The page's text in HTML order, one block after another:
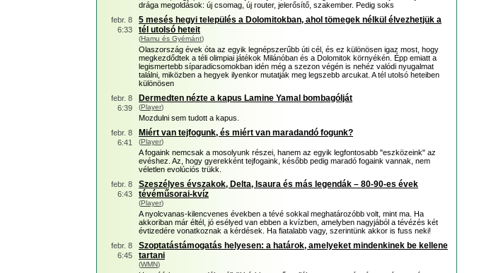
drága megoldások: új csomag, új router, jelerősítő, szakember. Pedig soks
febr. 8
6:33
5 mesés hegyi település a Dolomitokban, ahol tömegek nélkül élvezhetjük a
tél utolsó heteit
(Hamu és Gyémánt)
Olaszország évek óta az egyik legnépszerűbb úti cél, és ez különösen igaz most, hogy
megkezdődtek a téli olimpiai játékok Milánóban és a Dolomitok környékén. Épp emiatt a
legismertebb síparadicsomokban idén még a szezon végén is nehéz valódi nyugalmat
találni, miközben a hegyek ilyenkor mutatják meg legszebb arcukat. A tél utolsó heteiben
különösen
febr. 8
6:39
Dermedten nézte a kapus Lamine Yamal bombagólját
(Player)
Mozdulni sem tudott a kapus.
febr. 8
6:41
Miért van tejfogunk, és miért van maradandó fogunk?
(Player)
A fogaink nemcsak a mosolyunk részei, hanem az egyik legfontosabb "eszközeink" az
evéshez. Az, hogy gyerekként tejfogaink, később pedig maradó fogaink vannak, nem
véletlen evolúciós trükk.
febr. 8
6:43
Szeszélyes évszakok, Delta, Isaura és más legendák – 80-90-es évek
tévéműsorai-kvíz
(Player)
A nyolcvanas-kilencvenes években a tévé sokkal meghatározóbb volt, mint ma. Ha
akkoriban már éltél, jó esélyed van ebben a kvízben, amelyben nagyjából a tévézés két
évtizedére vonatkoznak a kérdések. Ha fiatalabb vagy, szerintünk akkor is fuss neki!
febr. 8
6:45
Szoptatástámogatás helyesen: a határok, amelyeket mindenkinek be kellene
tartani
(WMN)